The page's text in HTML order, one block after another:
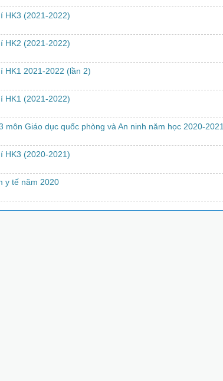
HK3 (2021-2022)
HK2 (2021-2022)
HK1 2021-2022 (lần 2)
HK1 (2021-2022)
môn Giáo dục quốc phòng và An ninh năm học 2020-2021
HK3 (2020-2021)
y tế năm 2020